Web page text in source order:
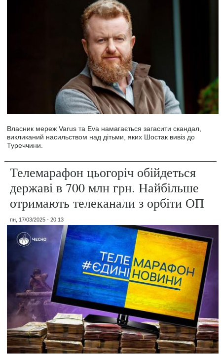
Власник мереж Varus та Eva намагається загасити скандал,
викликаний насильством над дітьми, яких Шостак вивіз до
Туреччини.
Телемарафон цьогоріч обійдеться
державі в 700 млн грн. Найбільше
отримають телеканали з орбіти ОП
пн, 17/03/2025 - 20:13